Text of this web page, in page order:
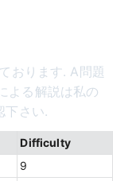
おります. A問題
よる解説は私の
下さい.
Difficulty
9